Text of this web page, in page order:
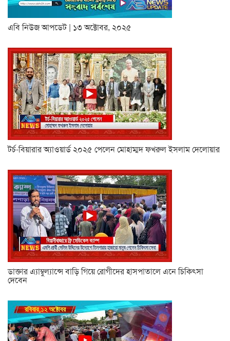
এবি নিউজ আপডেট | ১৩ অক্টোবর, ২০২৫
টর্চ-বিয়ারার অ্যাওয়ার্ড ২০২৫ পেলেন মোহাম্মদ ফখরুল ইসলাম দেলোয়ার
ডাক্তার এ্যাম্বুল্যান্সে বাড়ি গিয়ে রোগীদের হাসপাতালে এনে চিকিৎসা
দেবেন